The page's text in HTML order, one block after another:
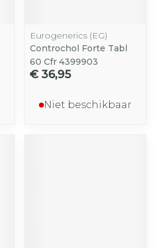
Eurogenerics (EG)
Controchol Forte Tabl
60 Cfr 4399903
€ 36,95
Niet beschikbaar